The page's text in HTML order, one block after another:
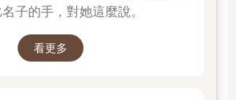
子的手，對她這麼說。
看更多